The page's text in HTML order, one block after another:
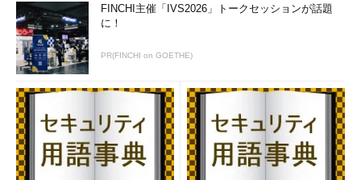
れば次のステップには進めないようにす
る、というイメージだ。同社が提供する
ソフトウェアの静的解析ツールである
「Coverity」や、Webアプリケーション
ツールも、既存のITシステムやWebアプ
リケーションだけでなく、IoTや組み込み機器を対象にソフトウ
ェア・サインオフを支援する機能を備えている。
DevOpsを実践して頻繁にリリースを繰り返す際、こうしたツ
FINCHI主催「IVS2026」トークセッションが話題
に！
PR(FINCHI on GOETHE)